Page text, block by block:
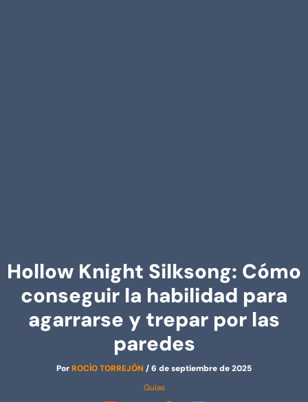
Hollow Knight Silksong: Cómo
conseguir la habilidad para
agarrarse y trepar por las
paredes
PorROCÍO TORREJÓN /6 de septiembre de 2025
Guías